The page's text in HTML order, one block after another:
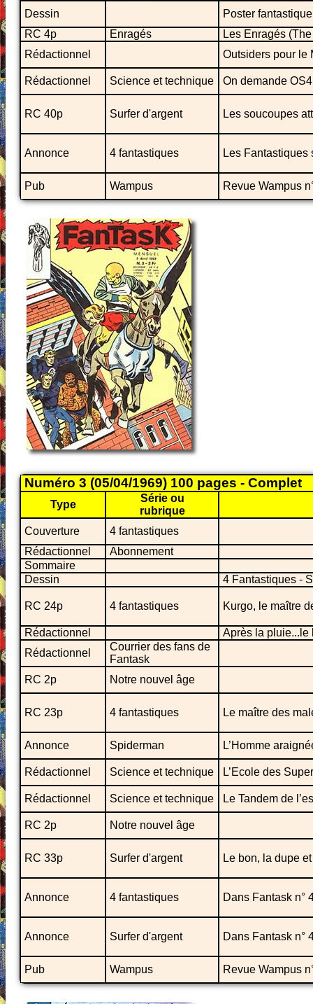
Dessin
Poster
RC 4p
Enragés
Les Enragés
Rédactionnel
Outsiders pour le
Rédactionnel Science et technique On demande
RC 40p Surfer d'argent Les soucoupes
Annonce 4 fantastiques Les Fantastiques
Pub Wampus Revue Wampus
Numéro 3 (05/04/1969) 100 pages - Complet
Type
Série ou
rubrique
Couverture
4 fantastiques
Rédactionnel
Abonnement
Sommaire
Dessin
4 Fantastiques -
RC 24p 4 fantastiques Kurgo, le maître
Rédactionnel
Après la pluie...le
Rédactionnel
Courrier des fans de
Fantask
RC 2p
Notre nouvel âge
RC 23p 4 fantastiques Le maître des
Annonce Spiderman L’Homme
Rédactionnel Science et technique L’Ecole des
Rédactionnel Science et technique Le Tandem de
RC 2p Notre nouvel âge
RC 33p Surfer d'argent Le bon, la dupe
Annonce 4 fantastiques Dans Fantask n°
Annonce Surfer d'argent Dans Fantask n°
Pub Wampus Revue Wampus